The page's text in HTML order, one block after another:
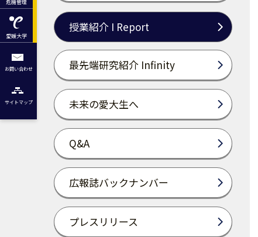
危機管理
愛媛大学
お問い合わせ
サイトマップ
授業紹介 I Report
最先端研究紹介 Infinity
未来の愛大生へ
Q&A
広報誌バックナンバー
プレスリリース